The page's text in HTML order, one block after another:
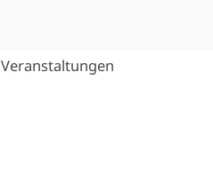
Veranstaltungen